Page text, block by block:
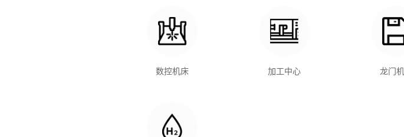
数控机床 加工中心 龙门